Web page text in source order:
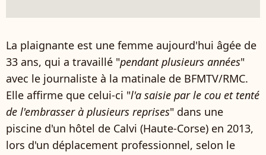
La plaignante est une femme aujourd'hui âgée de
33 ans, qui a travaillé "pendant plusieurs années"
avec le journaliste à la matinale de BFMTV/RMC.
Elle affirme que celui-ci "l'a saisie par le cou et tenté
de l'embrasser à plusieurs reprises" dans une
piscine d'un hôtel de Calvi (Haute-Corse) en 2013,
lors d'un déplacement professionnel, selon le